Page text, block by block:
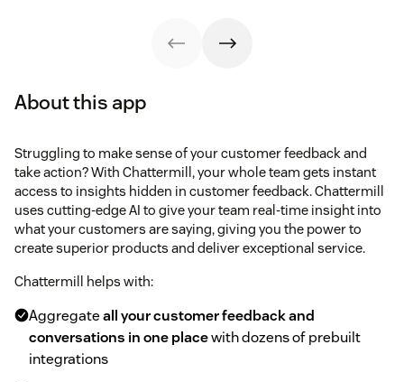
About this app
Struggling to make sense of your customer feedback and
take action? With Chattermill, your whole team gets instant
access to insights hidden in customer feedback. Chattermill
uses cutting-edge AI to give your team real-time insight into
what your customers are saying, giving you the power to
create superior products and deliver exceptional service.
Chattermill helps with:
Aggregateall your customer feedback and
conversations in one placewith dozens of prebuilt
integrations